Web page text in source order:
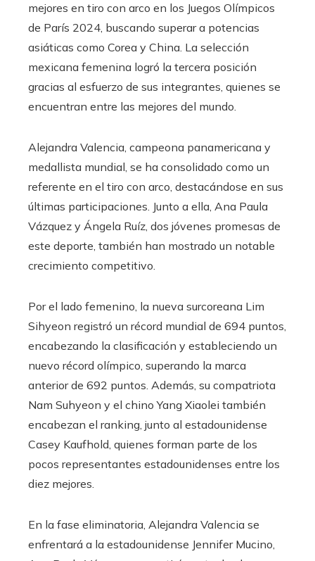
mejores en tiro con arco en los Juegos Olímpicos
de París 2024, buscando superar a potencias
asiáticas como Corea y China. La selección
mexicana femenina logró la tercera posición
gracias al esfuerzo de sus integrantes, quienes se
encuentran entre las mejores del mundo.
Alejandra Valencia, campeona panamericana y
medallista mundial, se ha consolidado como un
referente en el tiro con arco, destacándose en sus
últimas participaciones. Junto a ella, Ana Paula
Vázquez y Ángela Ruíz, dos jóvenes promesas de
este deporte, también han mostrado un notable
crecimiento competitivo.
Por el lado femenino, la nueva surcoreana Lim
Sihyeon registró un récord mundial de 694 puntos,
encabezando la clasificación y estableciendo un
nuevo récord olímpico, superando la marca
anterior de 692 puntos. Además, su compatriota
Nam Suhyeon y el chino Yang Xiaolei también
encabezan el ranking, junto al estadounidense
Casey Kaufhold, quienes forman parte de los
pocos representantes estadounidenses entre los
diez mejores.
En la fase eliminatoria, Alejandra Valencia se
enfrentará a la estadounidense Jennifer Mucino,